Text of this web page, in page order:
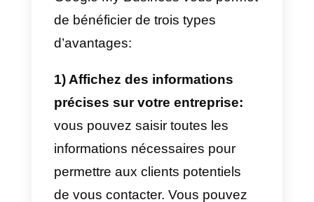
premières positions et d’obtenir
ainsi de précieux prospects.
Les facteurs qui affectent
l’indexation sont les suivants:
1) Pertinence:il s’agit de savoir
où se situe le champ d’intérêt de